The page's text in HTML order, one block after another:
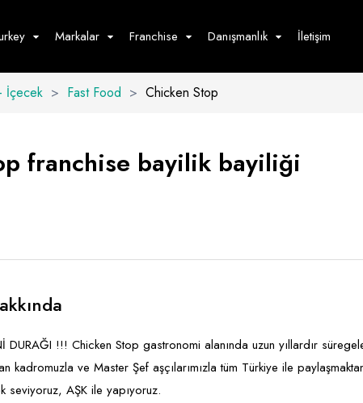
Markalar
Hizmet
Hepsini Göster
Franchise Danışmanlık İletişim
İçecek > Fast Food > Chicken Stop
franchise bayilik bayiliği
DURAĞI !!! Chicken Stop gastronomi alanında uzun yıllardır
kadromuzla ve Master Şef aşçılarımızla tüm Türkiye ile
seviyoruz, AŞK ile yapıyoruz.